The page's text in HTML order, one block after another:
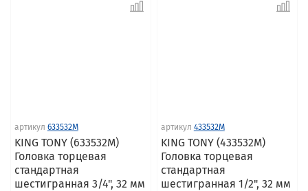
артикул 633532M
KING TONY (633532M)
Головка торцевая
стандартная
шестигранная 3/4", 32 мм
артикул 433532M
KING TONY (433532M)
Головка торцевая
стандартная
шестигранная 1/2", 32 мм